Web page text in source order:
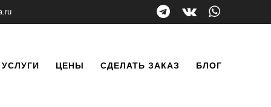
УСЛУГИ ЦЕНЫ СДЕЛАТЬ ЗАКАЗ БЛОГ